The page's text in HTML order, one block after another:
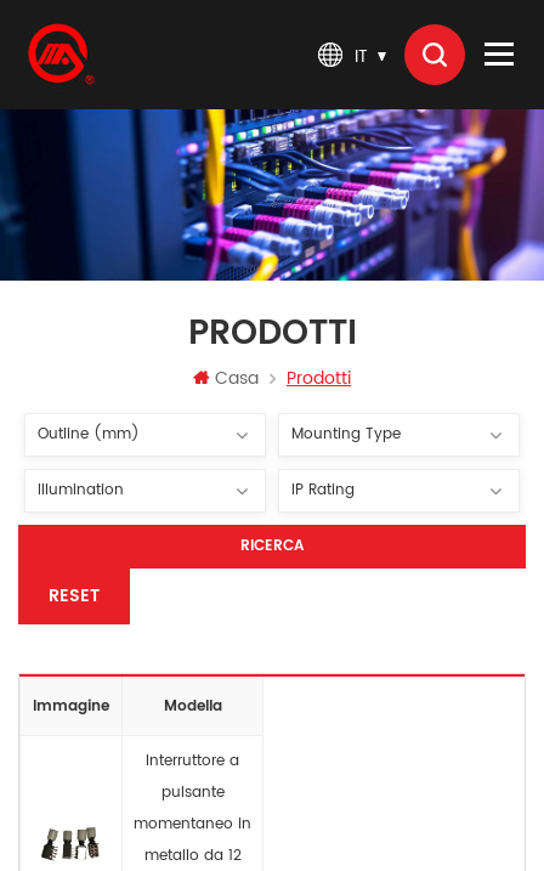
IT
PRODOTTI
Casa Prodotti
RICERCA
RESET
Immagine Modella
Interruttore a
pulsante
momentaneo in
metallo da 12